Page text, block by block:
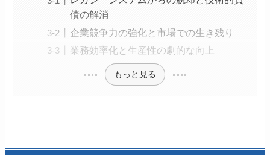
債の解消
企業競争力の強化と市場での生き残り
業務効率化と生産性の劇的な向上
もっと見る